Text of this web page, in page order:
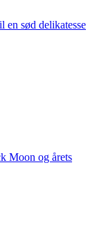
en sød delikatesse
Moon og årets